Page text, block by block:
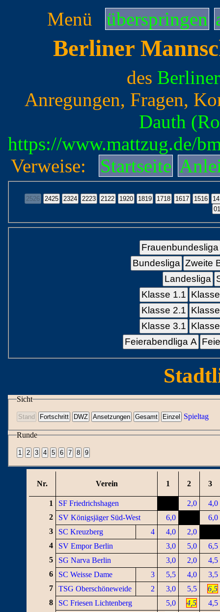
Menü überspringen
Berliner
des
Anregungen, Fragen,
Dauth
https://www.mattzug.de/
Verweise:
Startseite
Frauenbundesliga
Bundesliga Zweite
Landesliga
Klasse 1.1
Klasse 2.1
Klasse 3.1
Feierabendliga A
Sicht
Spieltag
Runde
Nr. Verein 1 2 3
1 SF Friedrichshagen 2,0
4,0
2
SV Königsjäger Süd-West 6,0
6,0
3
SC Kreuzberg 4 4,0
2,0
4
SV Empor Berlin 3,0 5,0
6,5
5
SG Narva Berlin 3,0 2,0
4,5
6
SC Weisse Dame 3 5,5 4,0
3,5
7
TSG Oberschöneweide 2 3,0 5,5
6,5
8
SC Friesen Lichtenberg 5,0 4,5
4,5